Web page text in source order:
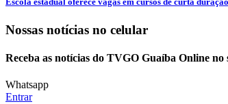
Nossas notícias no celular
Receba as notícias do TVGO Guaíba Online no
Whatsapp
Entrar